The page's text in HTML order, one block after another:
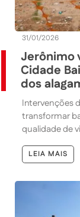
31/01/2026
Jerônimo
Cidade
dos
Intervenções
transformar
qualidade de
LEIA MAIS